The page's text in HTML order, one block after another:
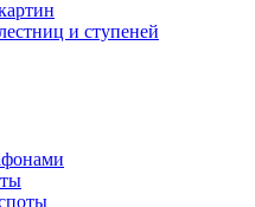
и ступеней